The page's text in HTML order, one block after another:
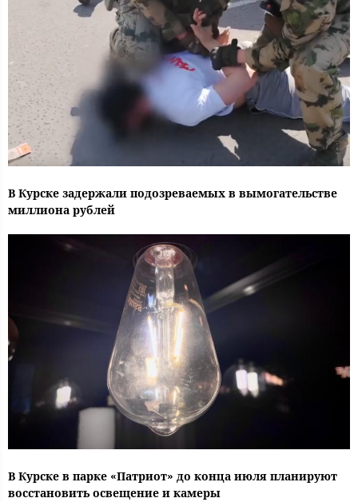
В Курске задержали подозреваемых в вымогательстве
миллиона рублей
В Курске в парке «Патриот» до конца июля планируют
восстановить освещение и камеры